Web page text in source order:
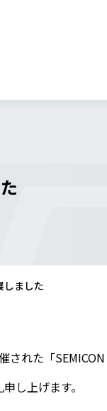
しました
れた「SEMICON
し上げます。